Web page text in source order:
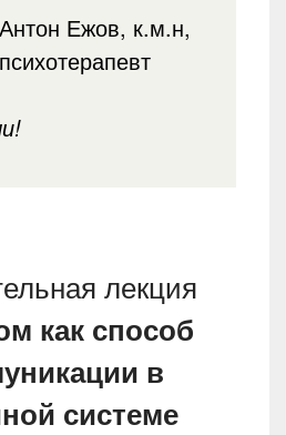
Ежов, к.м.н,
лекция
как способ
в
системе